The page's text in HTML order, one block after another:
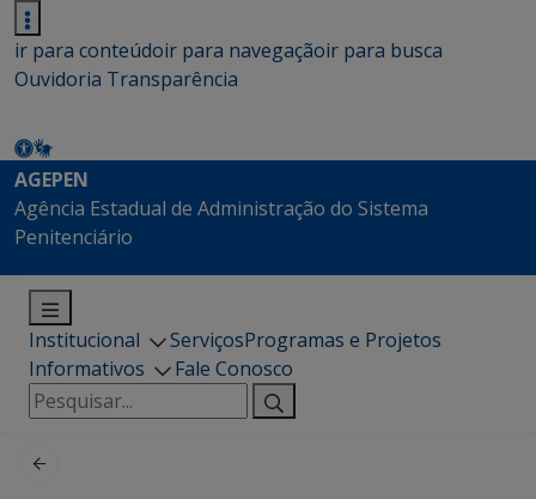
ir para conteúdoir para navegaçãoir para busca
Ouvidoria Transparência
AGEPEN
Agência Estadual de Administração do Sistema
Penitenciário
Institucional ServiçosProgramas e Projetos
Informativos
Fale Conosco
Pesquisar
por: